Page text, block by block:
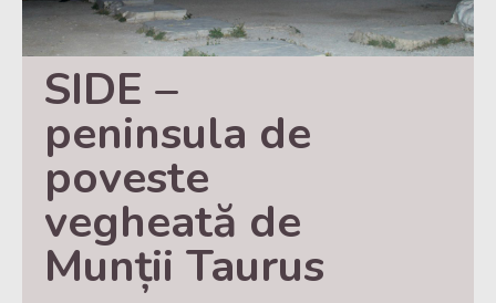
SIDE –
peninsula de
poveste
vegheată de
Munții Taurus